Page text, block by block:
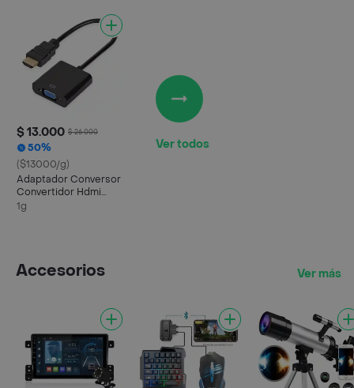
$ 13.000 $ 26.000
50%
($13000/g)
Adaptador Conversor
Convertidor Hdmi
Macho A Vga Hembra
1g
Ver todos
Accesorios Ver más